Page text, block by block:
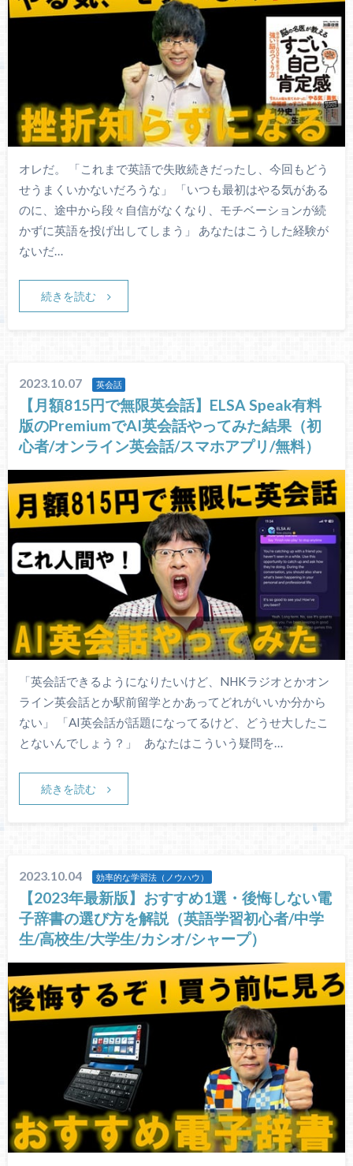
オレだ。 「これまで英語で失敗続きだったし、今回もどう
せうまくいかないだろうな」 「いつも最初はやる気がある
のに、途中から段々自信がなくなり、モチベーションが続
かずに英語を投げ出してしまう」 あなたはこうした経験が
ないだ…
続きを読む
2023.10.07 英会話
【月額815円で無限英会話】ELSA Speak有料
版のPremiumでAI英会話やってみた結果（初
心者/オンライン英会話/スマホアプリ/無料）
「英会話できるようになりたいけど、NHKラジオとかオン
ライン英会話とか駅前留学とかあってどれがいいか分から
ない」 「AI英会話が話題になってるけど、どうせ大したこ
とないんでしょう？」 あなたはこういう疑問を…
続きを読む
2023.10.04 効率的な学習法（ノウハウ）
【2023年最新版】おすすめ1選・後悔しない電
子辞書の選び方を解説（英語学習初心者/中学
生/高校生/大学生/カシオ/シャープ）